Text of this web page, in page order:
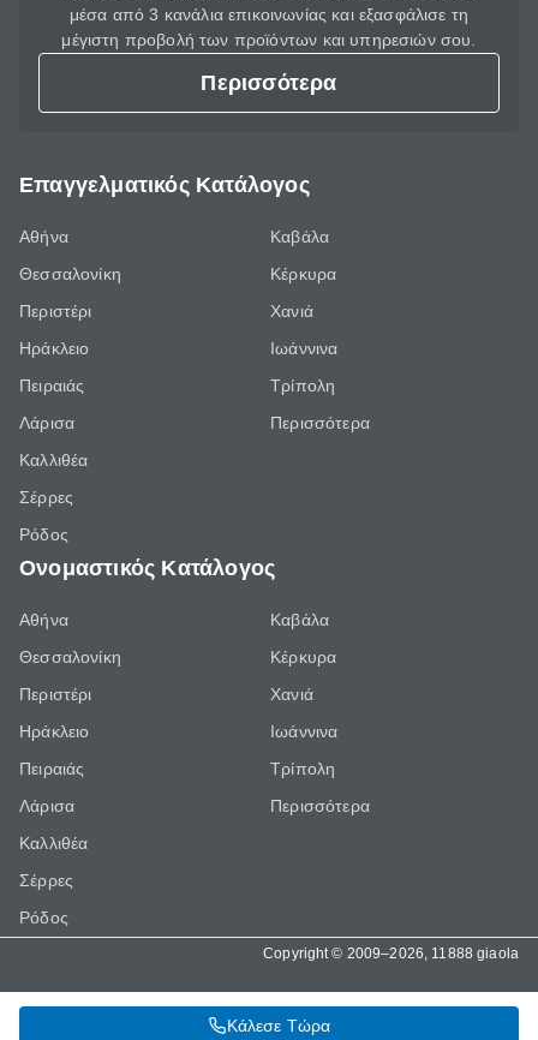
Κάλεσε Τώρα
μέσα από 3 κανάλια επικοινωνίας και εξασφάλισε τη
μέγιστη προβολή των προϊόντων και υπηρεσιών σου.
Περισσότερα
Επαγγελματικός Κατάλογος
Αθήνα
Θεσσαλονίκη
Περιστέρι
Ηράκλειο
Πειραιάς
Λάρισα
Καλλιθέα
Σέρρες
Ρόδος
Καβάλα
Κέρκυρα
Χανιά
Ιωάννινα
Τρίπολη
Περισσότερα
Ονομαστικός Κατάλογος
Αθήνα
Θεσσαλονίκη
Περιστέρι
Ηράκλειο
Πειραιάς
Λάρισα
Καλλιθέα
Σέρρες
Ρόδος
Καβάλα
Κέρκυρα
Χανιά
Ιωάννινα
Τρίπολη
Περισσότερα
Copyright © 2009–2026, 11888 giaola